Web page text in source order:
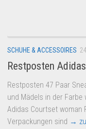
Amazon
Aldi
Lidl
Kostenlos verkaufen
Anmelden
SCHUHE & ACCESSOIRES
Restposten
Restposten 47 Paar
und Mädels in der Farbe
Adidas Courtset woman
Verpackungen sind →